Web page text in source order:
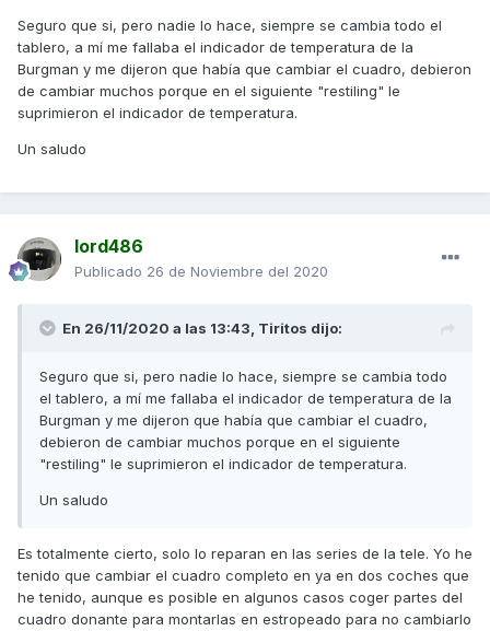
Seguro que si, pero nadie lo hace, siempre se cambia todo el
tablero, a mí me fallaba el indicador de temperatura de la
Burgman y me dijeron que había que cambiar el cuadro, debieron
de cambiar muchos porque en el siguiente "restiling" le
suprimieron el indicador de temperatura.
Un saludo
lord486
Publicado 26 de Noviembre del 2020
En 26/11/2020 a las 13:43, Tiritos dijo:
Seguro que si, pero nadie lo hace, siempre se cambia todo
el tablero, a mí me fallaba el indicador de temperatura de la
Burgman y me dijeron que había que cambiar el cuadro,
debieron de cambiar muchos porque en el siguiente
"restiling" le suprimieron el indicador de temperatura.
Un saludo
Es totalmente cierto, solo lo reparan en las series de la tele. Yo he
tenido que cambiar el cuadro completo en ya en dos coches que
he tenido, aunque es posible en algunos casos coger partes del
cuadro donante para montarlas en estropeado para no cambiarlo